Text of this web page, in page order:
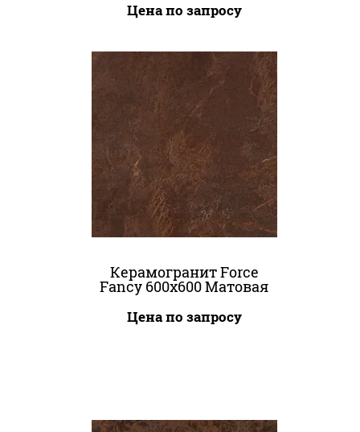
Цена по запросу
Керамогранит Force
Fancy 600x600 Матовая
Цена по запросу